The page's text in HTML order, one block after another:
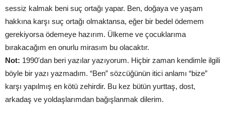
sessiz kalmak beni suç ortağı yapar. Ben, doğaya ve yaşam
hakkına karşı suç ortağı olmaktansa, eğer bir bedel ödemem
gerekiyorsa ödemeye hazırım. Ülkeme ve çocuklarıma
bırakacağım en onurlu mirasım bu olacaktır.
Not: 1990'dan beri yazılar yazıyorum. Hiçbir zaman kendimle ilgili
böyle bir yazı yazmadım. “Ben” sözcüğünün itici anlamı “bize”
karşı yapılmış en kötü zehirdir. Bu kez bütün yurttaş, dost,
arkadaş ve yoldaşlarımdan bağışlanmak dilerim.